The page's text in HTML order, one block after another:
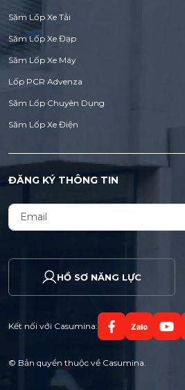
Săm Lốp Xe Tải
Săm Lốp Xe Đạp
Săm Lốp Xe Máy
Lốp PCR Advenza
Săm Lốp Chuyên Dụng
Săm Lốp Xe Điện
ĐĂNG KÝ THÔNG TIN
HỒ SƠ NĂNG LỰC
Kết nối với Casumina:
© Bản quyền thuộc về Casumina.